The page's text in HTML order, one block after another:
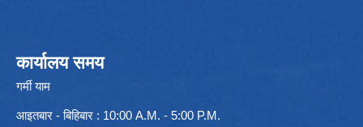
कार्यालय समय
गर्मी याम
आइतबार - बिहिबार : 10:00 A.M. - 5:00 P.M.